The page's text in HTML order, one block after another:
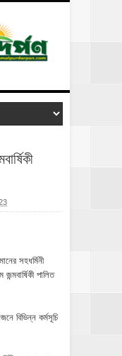
সহধর্মিনী
পালিত
বিভিন্ন কর্মসূচি